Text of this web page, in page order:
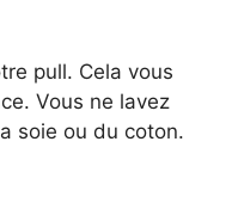
pull. Cela vous
Vous ne lavez
soie ou du coton.